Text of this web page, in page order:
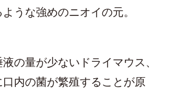
うな強めのニオイの元。
の量が少ないドライマウス、
内の菌が繁殖することが原